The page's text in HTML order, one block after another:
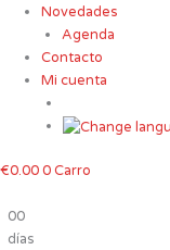
Novedades
Agenda
Contacto
Mi cuenta
€0.000Carro
00
días